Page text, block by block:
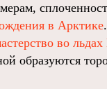
в Арктике
во
образуются